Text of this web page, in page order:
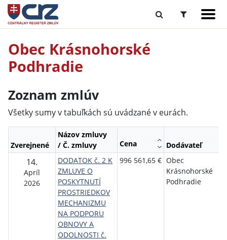
Obec Krásnohorské
Podhradie
Zoznam zmlúv
Všetky sumy v tabuľkách sú uvádzané v eurách.
Zverejnené
Názov zmluvy
/ Č. zmluvy
Cena Dodávateľ
14.
Apríl
2026
DODATOK č. 2 K
ZMLUVE O
POSKYTNUTÍ
PROSTRIEDKOV
MECHANIZMU
NA PODPORU
OBNOVY A
ODOLNOSTI č.
996 561,65 € Obec
Krásnohorské
Podhradie